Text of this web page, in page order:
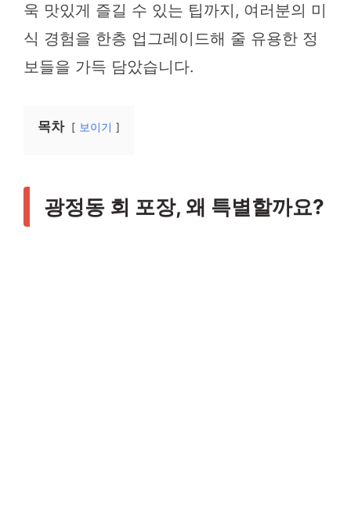
욱 맛있게 즐길 수 있는 팁까지, 여러분의 미
식 경험을 한층 업그레이드해 줄 유용한 정
보들을 가득 담았습니다.
목차 보이기
광정동 회 포장, 왜 특별할까요?